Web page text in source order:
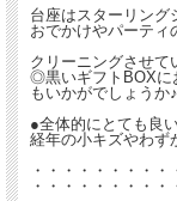
台座はスターリング
おでかけやパーティ
クリーニングさせて
◎黒いギフトBOXに
もいかがでしょうか♪
●全体的にとても良
経年の小キズやわず
・・・・・・・・
・・・・・・・・・